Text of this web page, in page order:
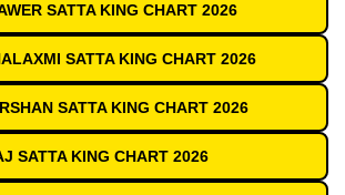
SATTA KING CHART 2026
SATTA KING CHART 2026
SATTA KING CHART 2026
SATTA KING CHART 2026